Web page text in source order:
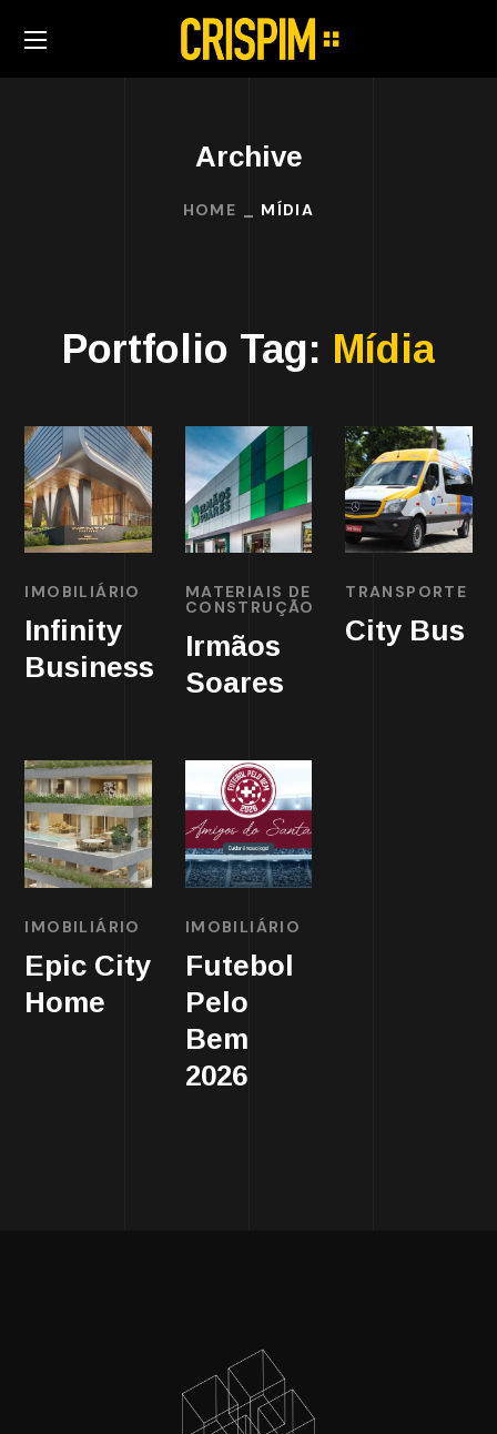
Archive
HOME MÍDIA
Portfolio Tag: Mídia
IMOBILIÁRIO
Infinity
Business
MATERIAIS DE
CONSTRUÇÃO
Irmãos
Soares
TRANSPORTE
City Bus
IMOBILIÁRIO
Epic City
Home
IMOBILIÁRIO
Futebol
Pelo
Bem
2026